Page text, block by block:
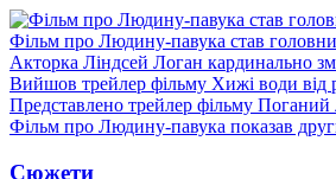
Фільм про Людину-павука став
Акторка Ліндсей Логан кардинально
Вийшов трейлер фільму Хижі води від
Представлено трейлер фільму Поганий
Фільм про Людину-павука показав
Сюжети